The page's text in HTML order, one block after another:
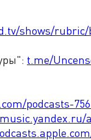
shows/rubric/
t.me/
podcasts-